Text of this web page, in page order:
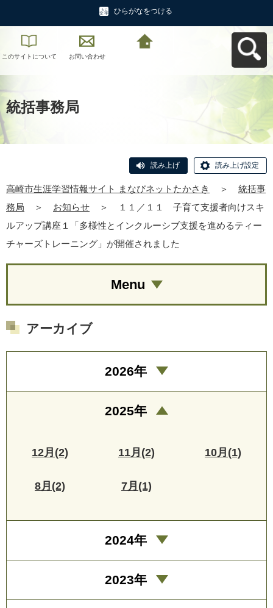
ひらがなをつける
このサイトについて お問い合わせ
統括事務局
読み上げ 読み上げ設定
高崎市生涯学習情報サイト まなびネットたかさき ＞
統括事
務局
＞ お知らせ ＞
１１／１１ 子育て支援者向けスキ
ルアップ講座１「多様性とインクルーシブ支援を進めるティー
チャーズトレーニング」が開催されました
Menu
アーカイブ
2026年
2025年
12月(2) 11月(2) 10月(1)
8月(2) 7月(1)
2024年
2023年